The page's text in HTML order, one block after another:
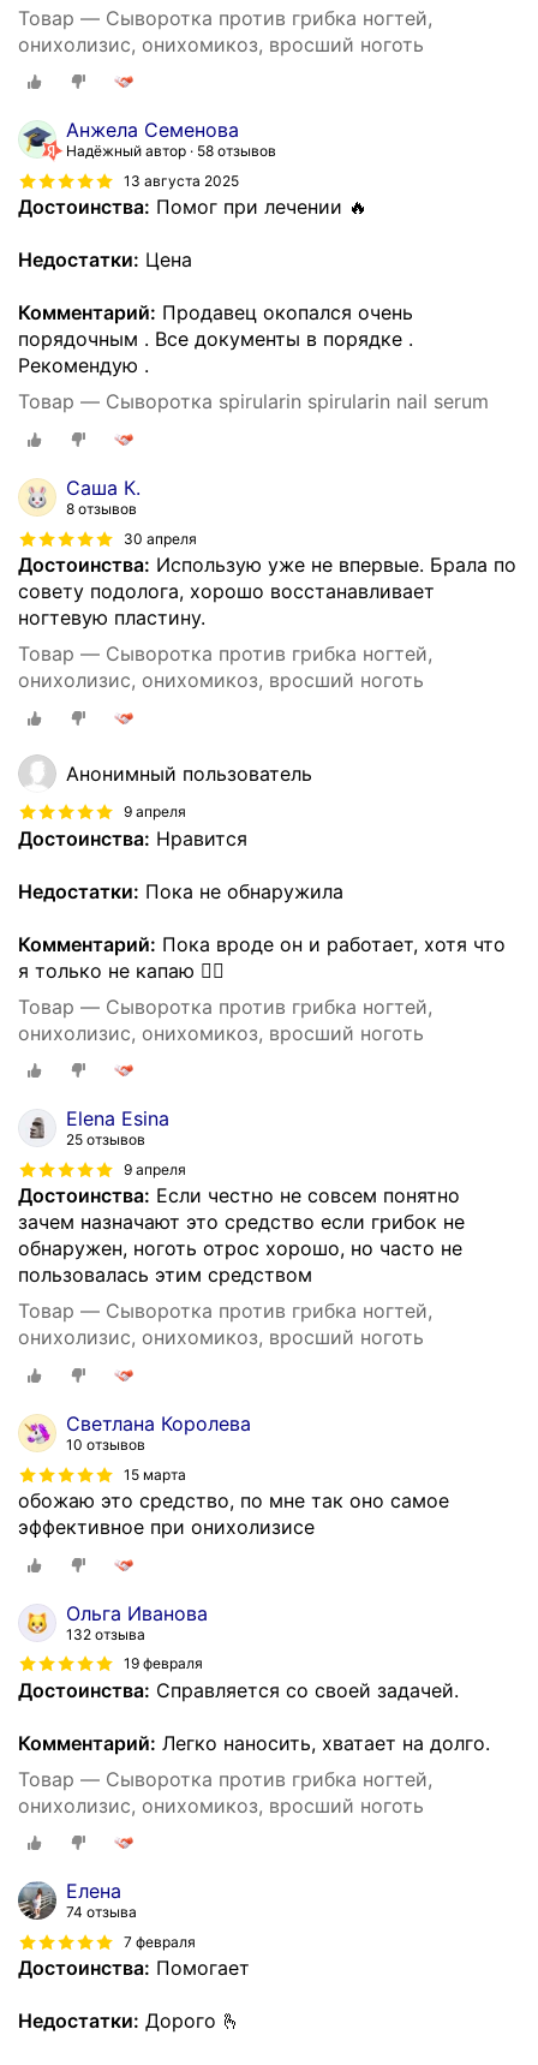
Товар — Сыворотка против грибка ногтей,
онихолизис, онихомикоз, вросший ноготь
Анжела Семенова
Надёжный автор
58 отзывов
13 августа 2025
Достоинства: Помог при лечении 🔥
Недостатки: Цена
Комментарий: Продавец окопался очень
порядочным . Все документы в порядке .
Рекомендую .
Товар — Сыворотка spirularin spirularin nail serum
Саша К.
8 отзывов
30 апреля
Достоинства: Использую уже не впервые. Брала по
совету подолога, хорошо восстанавливает
ногтевую пластину.
Товар — Сыворотка против грибка ногтей,
онихолизис, онихомикоз, вросший ноготь
Анонимный пользователь
9 апреля
Достоинства: Нравится
Недостатки: Пока не обнаружила
Комментарий: Пока вроде он и работает, хотя что
я только не капаю 🤷‍♀️
Товар — Сыворотка против грибка ногтей,
онихолизис, онихомикоз, вросший ноготь
Elena Esina
25 отзывов
9 апреля
Достоинства: Если честно не совсем понятно
зачем назначают это средство если грибок не
обнаружен, ноготь отрос хорошо, но часто не
пользовалась этим средством
Товар — Сыворотка против грибка ногтей,
онихолизис, онихомикоз, вросший ноготь
Светлана Королева
10 отзывов
15 марта
обожаю это средство, по мне так оно самое
эффективное при онихолизисе
Ольга Иванова
132 отзыва
19 февраля
Достоинства: Справляется со своей задачей.
Комментарий: Легко наносить, хватает на долго.
Товар — Сыворотка против грибка ногтей,
онихолизис, онихомикоз, вросший ноготь
Елена
74 отзыва
7 февраля
Достоинства: Помогает
Недостатки: Дорого 🫰